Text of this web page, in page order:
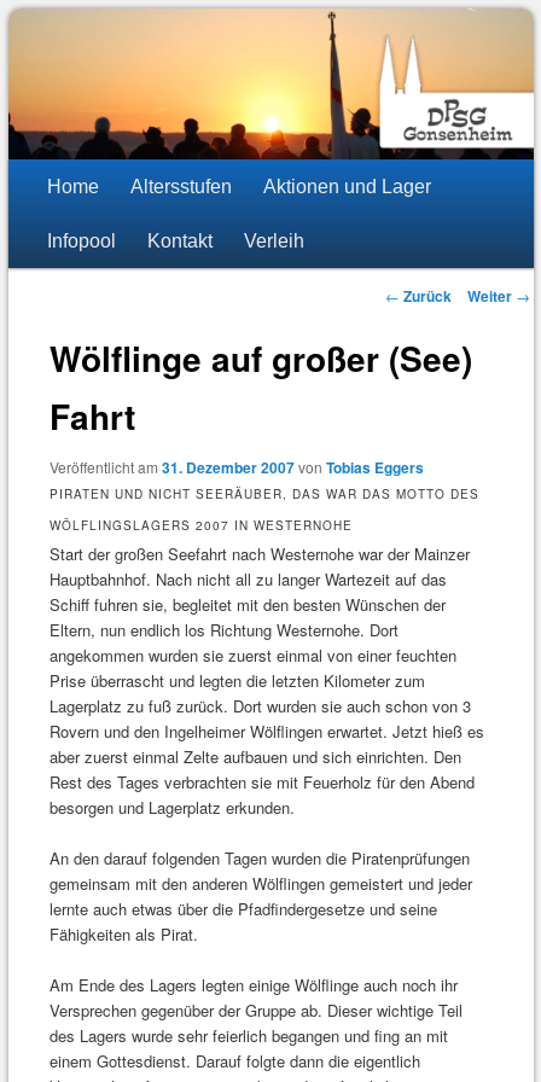
Pfadfinder Mainz-Gonsenheim
Zum
wechseln
Zum
Inhalt
Home Altersstufen Aktionen und Lager
Infopool Kontakt Verleih
Beitragsnavigation
← Zurück Weiter →
Wölflinge auf großer (See)
Fahrt
Veröffentlicht am31. Dezember 2007vonTobias Eggers
PIRATEN UND NICHT SEERÄUBER, DAS WAR DAS MOTTO DES
WÖLFLINGSLAGERS 2007 IN WESTERNOHE
Start der großen Seefahrt nach Westernohe war der Mainzer
Hauptbahnhof. Nach nicht all zu langer Wartezeit auf das
Schiff fuhren sie, begleitet mit den besten Wünschen der
Eltern, nun endlich los Richtung Westernohe. Dort
angekommen wurden sie zuerst einmal von einer feuchten
Prise überrascht und legten die letzten Kilometer zum
Lagerplatz zu fuß zurück. Dort wurden sie auch schon von 3
Rovern und den Ingelheimer Wölflingen erwartet. Jetzt hieß es
aber zuerst einmal Zelte aufbauen und sich einrichten. Den
Rest des Tages verbrachten sie mit Feuerholz für den Abend
besorgen und Lagerplatz erkunden.
An den darauf folgenden Tagen wurden die Piratenprüfungen
gemeinsam mit den anderen Wölflingen gemeistert und jeder
lernte auch etwas über die Pfadfindergesetze und seine
Fähigkeiten als Pirat.
Am Ende des Lagers legten einige Wölflinge auch noch ihr
Versprechen gegenüber der Gruppe ab. Dieser wichtige Teil
des Lagers wurde sehr feierlich begangen und fing an mit
einem Gottesdienst. Darauf folgte dann die eigentlich